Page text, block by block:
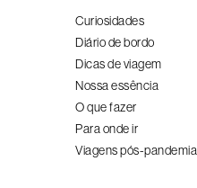
Curiosidades
Diário de bordo
Dicas de viagem
Nossa essência
O que fazer
Para onde ir
Viagens pós-pandemia